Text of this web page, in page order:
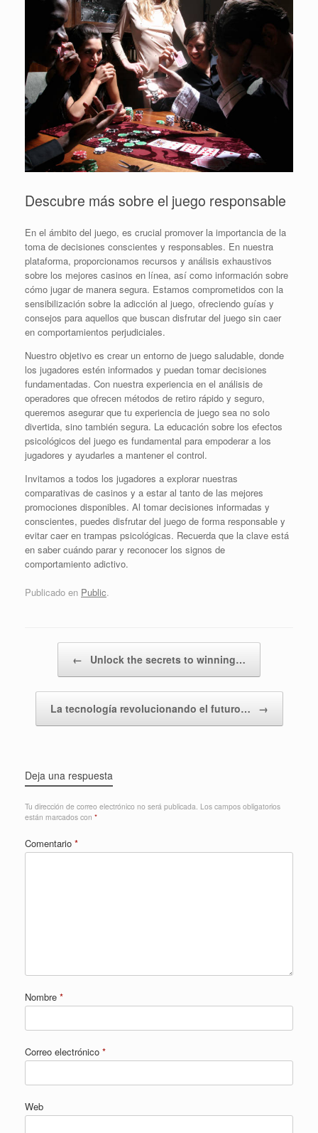
Descubre más sobre el juego responsable
En el ámbito del juego, es crucial promover la importancia de la
toma de decisiones conscientes y responsables. En nuestra
plataforma, proporcionamos recursos y análisis exhaustivos
sobre los mejores casinos en línea, así como información sobre
cómo jugar de manera segura. Estamos comprometidos con la
sensibilización sobre la adicción al juego, ofreciendo guías y
consejos para aquellos que buscan disfrutar del juego sin caer
en comportamientos perjudiciales.
Nuestro objetivo es crear un entorno de juego saludable, donde
los jugadores estén informados y puedan tomar decisiones
fundamentadas. Con nuestra experiencia en el análisis de
operadores que ofrecen métodos de retiro rápido y seguro,
queremos asegurar que tu experiencia de juego sea no solo
divertida, sino también segura. La educación sobre los efectos
psicológicos del juego es fundamental para empoderar a los
jugadores y ayudarles a mantener el control.
Invitamos a todos los jugadores a explorar nuestras
comparativas de casinos y a estar al tanto de las mejores
promociones disponibles. Al tomar decisiones informadas y
conscientes, puedes disfrutar del juego de forma responsable y
evitar caer en trampas psicológicas. Recuerda que la clave está
en saber cuándo parar y reconocer los signos de
comportamiento adictivo.
Publicado en Public.
← Unlock the secrets to winning…
La tecnología revolucionando el futuro… →
Deja una respuesta
Tu dirección de correo electrónico no será publicada. Los campos obligatorios
están marcados con *
Comentario *
Nombre *
Correo electrónico *
Web